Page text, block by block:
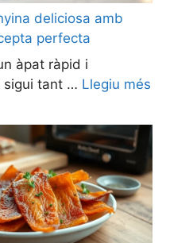
deliciosa amb
perfecta
àpat ràpid i
sigui tant … Llegiu més